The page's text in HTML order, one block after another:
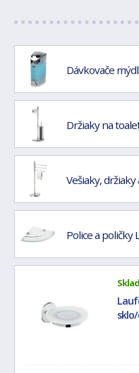
Dávkovače
Držiaky na
Vešiaky,
Police a poličky